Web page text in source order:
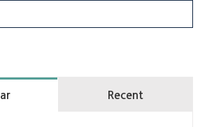
Recent